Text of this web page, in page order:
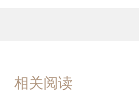
相关阅读